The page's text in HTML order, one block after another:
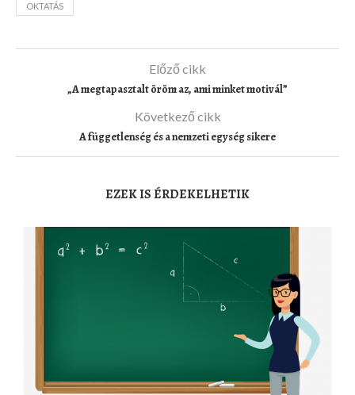
OKTATÁS
Előző cikk
„A megtapasztalt öröm az, ami minket motivál”
Következő cikk
A függetlenség és a nemzeti egység sikere
EZEK IS ÉRDEKELHETIK